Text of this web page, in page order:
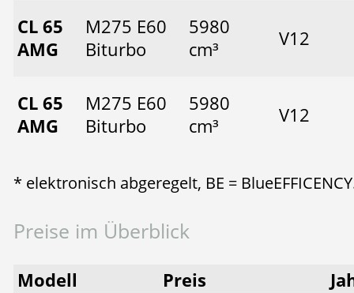
CL 65
AMG
M275 E60
Biturbo
5980
cm³
V12
CL 65
AMG
M275 E60
Biturbo
5980
cm³
V12
* elektronisch abgeregelt, BE =
Preise im Überblick
Modell Preis